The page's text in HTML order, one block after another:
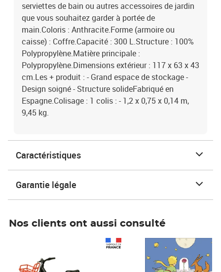
serviettes de bain ou autres accessoires de jardin
que vous souhaitez garder à portée de
main.Coloris : Anthracite.Forme (armoire ou
caisse) : Coffre.Capacité : 300 L.Structure : 100%
Polypropylène.Matière principale :
Polypropylène.Dimensions extérieur : 117 x 63 x 43
cm.Les + produit : - Grand espace de stockage -
Design soigné - Structure solideFabriqué en
Espagne.Colisage : 1 colis : - 1,2 x 0,75 x 0,14 m,
9,45 kg.
Caractéristiques
Garantie légale
Nos clients ont aussi consulté
Prix 6,25€ HT